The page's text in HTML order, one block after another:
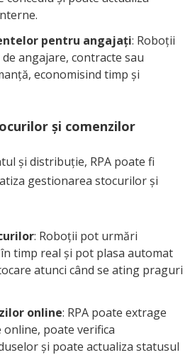
pentru angajați: Roboții
angajare, contracte sau
economisind timp și
și comenzilor
și distribuție, RPA poate fi
gestionarea stocurilor și
: Roboții pot urmări
timp real și pot plasa automat
atunci când se ating praguri
online: RPA poate extrage
online, poate verifica
și poate actualiza statusul